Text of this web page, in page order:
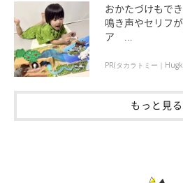
験。まるで愛猫が生まれ変わ
づる。
第3話：『衝撃！譲渡会でロシア
リーダーに見放された目を患っ
い」と願った飼い主の覚悟
『衝撃！譲渡会でロシ
が、譲渡会でそのロシアンブル
おかたづけもで
鳴き声やセリフ
ア ...
PR(タカラトミー｜
もっと見る